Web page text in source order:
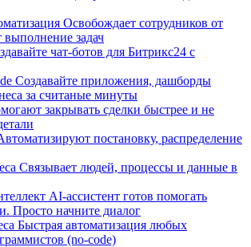
Освобождает сотрудников от
выполнение задач
чат-ботов для Битрикс24 с
Создавайте приложения, дашборды
за считаные минуты
закрывать сделки быстрее и не
постановку, распределение
Связывает людей, процессы и данные в
AI-ассистент готов помогать
Просто начните диалог
Быстрая автоматизация любых
(no-code)